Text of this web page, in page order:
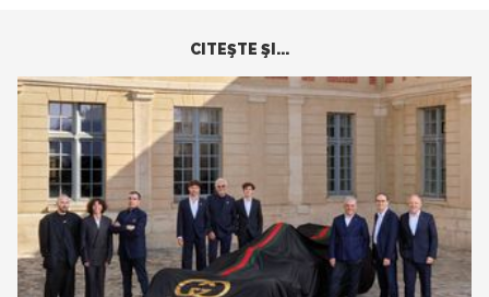
CITEŞTE ŞI...